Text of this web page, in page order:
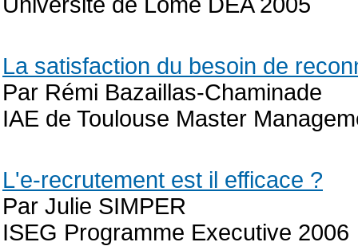
La satisfaction du besoin de
Par Rémi Bazaillas-Chaminade
IAE de Toulouse Master
L'e-recrutement est il efficace ?
Par Julie SIMPER
ISEG Programme Executive 2006